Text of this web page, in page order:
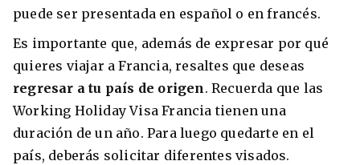
puede ser presentada en español o en francés.
Es importante que, además de expresar por qué
quieres viajar a Francia, resaltes que deseas
regresar a tu país de origen. Recuerda que las
Working Holiday Visa Francia tienen una
duración de un año. Para luego quedarte en el
país, deberás solicitar diferentes visados.